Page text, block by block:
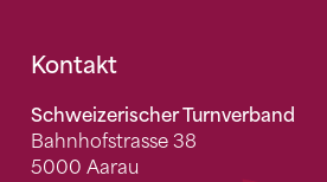
Fusszeile
Kontakt
Schweizerischer Turnverband
Bahnhofstrasse 38
5000 Aarau